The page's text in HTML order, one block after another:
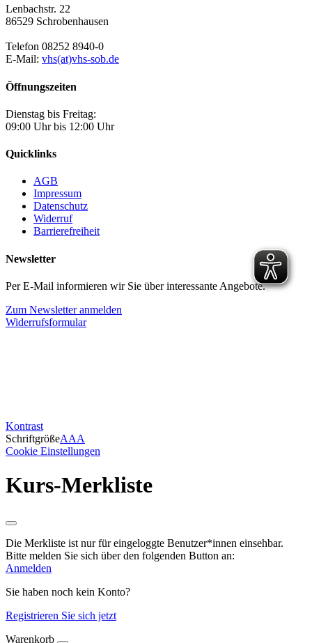
Lenbachstr. 22
86529 Schrobenhausen
Telefon 08252 8940-0
E-Mail: vhs(at)vhs-sob.de
Öffnungszeiten
Dienstag bis Freitag:
09:00 Uhr bis 12:00 Uhr
Quicklinks
AGB
Impressum
Datenschutz
Widerruf
Barrierefreiheit
Newsletter
Per E-Mail informieren wir Sie über interessante Angebote.
Zum Newsletter anmelden
Widerrufsformular
Kontrast
SchriftgrößeAAA
Cookie Einstellungen
Kurs-Merkliste
Die Merkliste ist nur für eingeloggte Benutzer*innen einsehbar.
Bitte melden Sie sich über den folgenden Button an:
Anmelden
Sie haben noch kein Konto?
Registrieren Sie sich jetzt
Warenkorb